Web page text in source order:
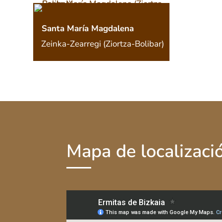
Santa María Magdalena
Zeinka-Zearregi (Ziortza-Bolibar)
Mapa de